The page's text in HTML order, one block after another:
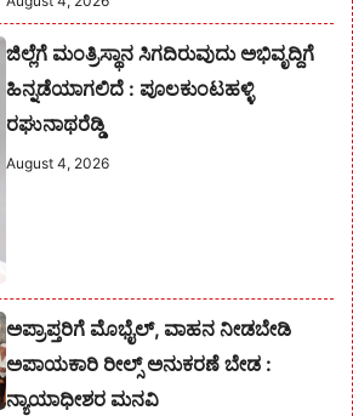
ಜಿಲ್ಲೆಗೆ ಮಂತ್ರಿಸ್ಥಾನ ಸಿಗದಿರುವುದು ಅಭಿವೃದ್ದಿಗೆ
ಹಿನ್ನಡೆಯಾಗಲಿದೆ : ಪೂಲಕುಂಟಹಳ್ಳಿ
ರಘುನಾಥರೆಡ್ಡಿ
August 4, 2026
ಅಪ್ರಾಪ್ತರಿಗೆ ಮೊಭೈಲ್, ವಾಹನ ನೀಡಬೇಡಿ
ಅಪಾಯಕಾರಿ ರೀಲ್ಸ್ ಅನುಕರಣೆ ಬೇಡ :
ನ್ಯಾಯಾಧೀಶರ ಮನವಿ